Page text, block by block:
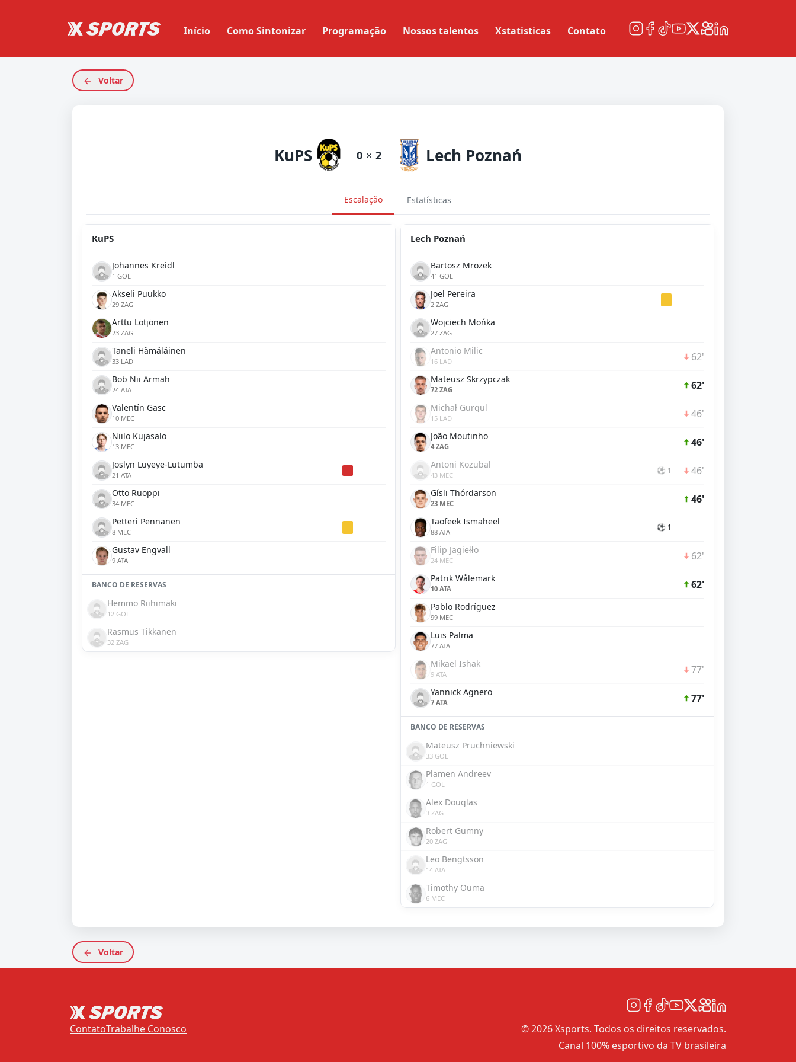
Início Como Sintonizar Programação Nossos talentos Xstatisticas Contato
Voltar
KuPS 0 × 2 Lech Poznań
Escalação Estatísticas
KuPS
Johannes Kreidl
1 GOL
Akseli Puukko
29 ZAG
Arttu Lötjönen
23 ZAG
Taneli Hämäläinen
33 LAD
Bob Nii Armah
24 ATA
Valentín Gasc
10 MEC
Niilo Kujasalo
13 MEC
Joslyn Luyeye-Lutumba
21 ATA
Otto Ruoppi
34 MEC
Petteri Pennanen
8 MEC
Gustav Engvall
9 ATA
BANCO DE RESERVAS
Hemmo Riihimäki
12 GOL
Rasmus Tikkanen
32 ZAG
Lech Poznań
Bartosz Mrozek
41 GOL
Joel Pereira
2 ZAG
Wojciech Mońka
27 ZAG
Antonio Milic
16 LAD 62'
Mateusz Skrzypczak
72 ZAG 62'
Michał Gurgul
15 LAD 46'
João Moutinho
4 ZAG 46'
Antoni Kozubal
43 MEC ⚽ 1 46'
Gísli Thórdarson
23 MEC 46'
Taofeek Ismaheel
88 ATA ⚽ 1
Filip Jagiełło
24 MEC 62'
Patrik Wålemark
10 ATA 62'
Pablo Rodríguez
99 MEC
Luis Palma
77 ATA
Mikael Ishak
9 ATA 77'
Yannick Agnero
7 ATA 77'
BANCO DE RESERVAS
Mateusz Pruchniewski
33 GOL
Plamen Andreev
1 GOL
Alex Douglas
3 ZAG
Robert Gumny
20 ZAG
Leo Bengtsson
14 ATA
Timothy Ouma
6 MEC
Voltar
ContatoTrabalhe Conosco
© 2026 Xsports. Todos os direitos reservados.
Canal 100% esportivo da TV brasileira